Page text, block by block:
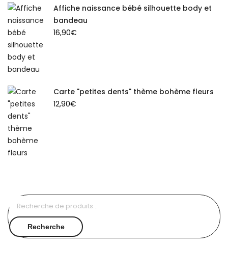
Affiche naissance bébé silhouette body et
bandeau
16,90€
Carte "petites dents" thème bohème fleurs
12,90€
Recherche